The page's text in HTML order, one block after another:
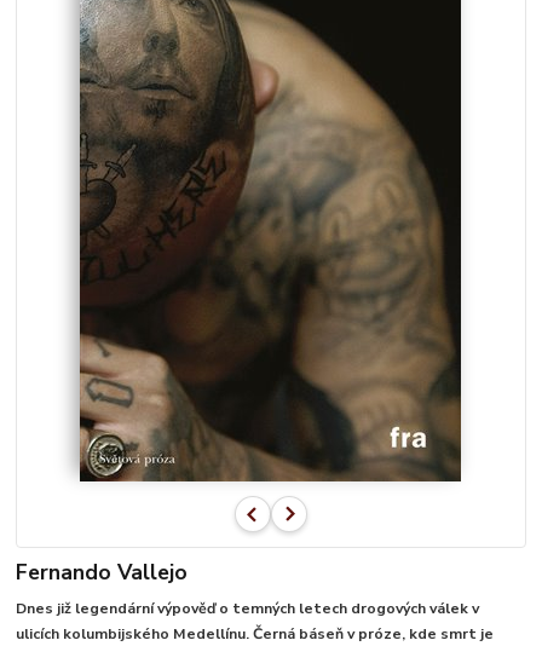
Fernando Vallejo
Dnes již legendární výpověď o temných letech drogových válek v
ulicích kolumbijského Medellínu. Černá báseň v próze, kde smrt je